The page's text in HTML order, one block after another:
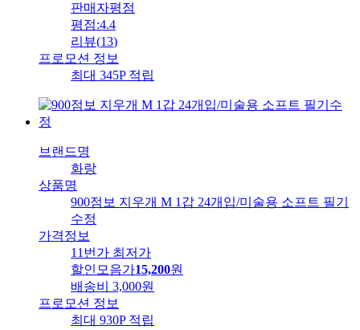
판매자평점
평점:4.4
리뷰(13)
프로모션 정보
최대 345P 적립
브랜드명
화랑
상품명
900점보 지우개 M 1갑 24개입/미술용 소프트 필기
수정
가격정보
11번가 최저가
할인모음가15,200원
배송비
3,000원
프로모션 정보
최대 930P 적립